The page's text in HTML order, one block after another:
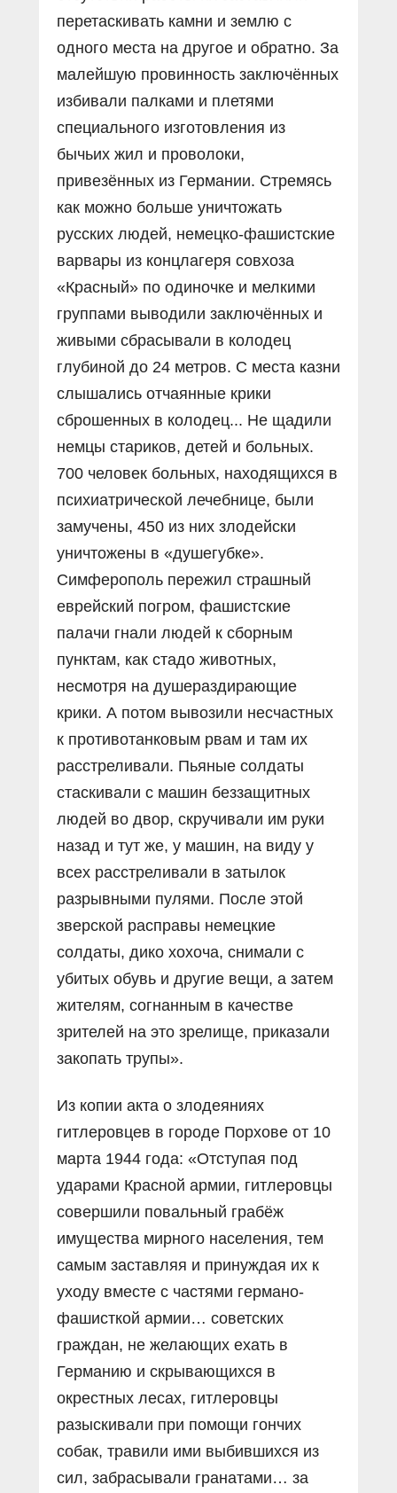
перетаскивать камни и землю с
одного места на другое и обратно. За
малейшую провинность заключённых
избивали палками и плетями
специального изготовления из
бычьих жил и проволоки,
привезённых из Германии. Стремясь
как можно больше уничтожать
русских людей, немецко-фашистские
варвары из концлагеря совхоза
«Красный» по одиночке и мелкими
группами выводили заключённых и
живыми сбрасывали в колодец
глубиной до 24 метров. С места казни
слышались отчаянные крики
сброшенных в колодец... Не щадили
немцы стариков, детей и больных.
700 человек больных, находящихся в
психиатрической лечебнице, были
замучены, 450 из них злодейски
уничтожены в «душегубке».
Симферополь пережил страшный
еврейский погром, фашистские
палачи гнали людей к сборным
пунктам, как стадо животных,
несмотря на душераздирающие
крики. А потом вывозили несчастных
к противотанковым рвам и там их
расстреливали. Пьяные солдаты
стаскивали с машин беззащитных
людей во двор, скручивали им руки
назад и тут же, у машин, на виду у
всех расстреливали в затылок
разрывными пулями. После этой
зверской расправы немецкие
солдаты, дико хохоча, снимали с
убитых обувь и другие вещи, а затем
жителям, согнанным в качестве
зрителей на это зрелище, приказали
закопать трупы».
Из копии акта о злодеяниях
гитлеровцев в городе Порхове от 10
марта 1944 года: «Отступая под
ударами Красной армии, гитлеровцы
совершили повальный грабёж
имущества мирного населения, тем
самым заставляя и принуждая их к
уходу вместе с частями германо-
фашисткой армии… советских
граждан, не желающих ехать в
Германию и скрывающихся в
окрестных лесах, гитлеровцы
разыскивали при помощи гончих
собак, травили ими выбившихся из
сил, забрасывали гранатами… за